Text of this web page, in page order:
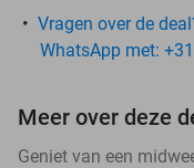
Vragen over de
WhatsApp met:
Meer over deze
Geniet van een